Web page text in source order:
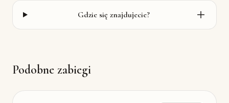
Gdzie się znajdujecie?
Podobne zabiegi